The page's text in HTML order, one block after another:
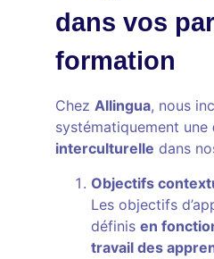
dans vos
formation
ChezAllingua, nous
systématiquement une
interculturelle dans
Objectifs
Les objectifs
définisen
travail des